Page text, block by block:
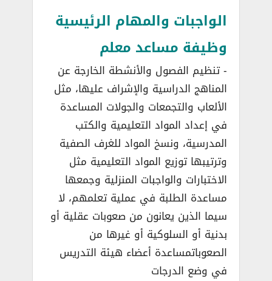
الواجبات والمهام الرئيسية
وظيفة مساعد معلم
­- تنظيم الفصول والأنشطة الخارجة عن
المناهج الدراسية والإشراف عليها، مثل
الألعاب والتجمعات والجولات المساعدة
في إعداد المواد التعليمية والكتب
المدرسية، ونسخ المواد للغرف الصفية
وترتيبها توزيع المواد التعليمية مثل
الاختبارات والواجبات المنزلية وجمعها
مساعدة الطلبة في عملية تعلمهم، لا
سيما الذين يعانون من صعوبات عقلية أو
بدنية أو السلوكية أو غيرها من
الصعوباتمساعدة أعضاء هيئة التدريس
في وضع الدرجات